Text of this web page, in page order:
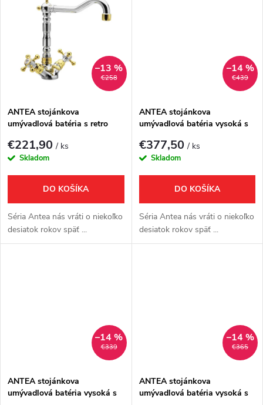
v
v
€258
–13 %
ANTEA stojánkova
umývadlová batéria s retro
chróm/zlato
€221,90/ ks
Skladom
DO KOŠÍKA
Séria Antea nás vráti o niekoľko
desiatok rokov späť ...
€439
–14 %
ANTEA stojánkova
umývadlová batéria vysoká s
€377,50/ ks
Skladom
DO KOŠÍKA
Séria Antea nás vráti o niekoľko
desiatok rokov späť ...
€339
–14 %
ANTEA stojánkova
umývadlová batéria vysoká s
€365
–14 %
ANTEA stojánkova
umývadlová batéria vysoká s